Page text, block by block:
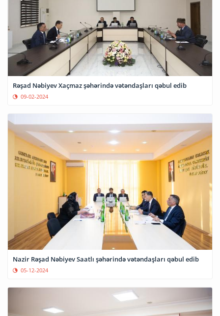
Rəşad Nəbiyev Xaçmaz şəhərində vətəndaşları qəbul edib
09-02-2024
Nazir Rəşad Nəbiyev Saatlı şəhərində vətəndaşları qəbul edib
05-12-2024